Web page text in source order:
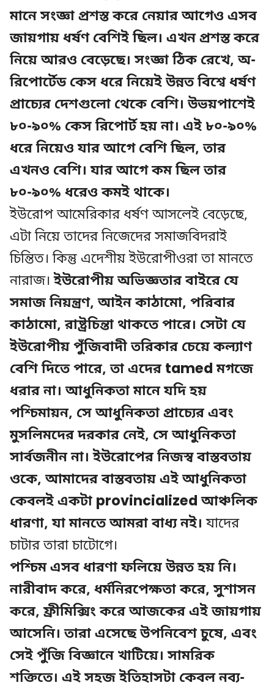
মানে সংজ্ঞা প্রশস্ত করে নেয়ার আগেও এসব
জায়গায় ধর্ষণ বেশিই ছিল। এখন প্রশস্ত করে
নিয়ে আরও বেড়েছে। সংজ্ঞা ঠিক রেখে, অ-
রিপোর্টেড কেস ধরে নিয়েই উন্নত বিশ্বে ধর্ষণ
প্রাচ্যের দেশগুলো থেকে বেশি। উভয়পাশেই
৮০-৯০% কেস রিপোর্ট হয় না। এই ৮০-৯০%
ধরে নিয়েও যার আগে বেশি ছিল, তার
এখনও বেশি। যার আগে কম ছিল তার
৮০-৯০% ধরেও কমই থাকে।
ইউরোপ আমেরিকার ধর্ষণ আসলেই বেড়েছে,
এটা নিয়ে তাদের নিজেদের সমাজবিদরাই
চিন্তিত। কিন্তু এদেশীয় ইউরোপীওরা তা মানতে
নারাজ। ইউরোপীয় অভিজ্ঞতার বাইরে যে
সমাজ নিয়ন্ত্রণ, আইন কাঠামো, পরিবার
কাঠামো, রাষ্ট্রচিন্তা থাকতে পারে। সেটা যে
ইউরোপীয় পুঁজিবাদী তরিকার চেয়ে কল্যাণ
বেশি দিতে পারে, তা এদের tamed মগজে
ধরার না। আধুনিকতা মানে যদি হয়
পশ্চিমায়ন, সে আধুনিকতা প্রাচ্যের এবং
মুসলিমদের দরকার নেই, সে আধুনিকতা
সার্বজনীন না। ইউরোপের নিজস্ব বাস্তবতায়
ওকে, আমাদের বাস্তবতায় এই আধুনিকতা
কেবলই একটা provincialized আঞ্চলিক
ধারণা, যা মানতে আমরা বাধ্য নই।যাদের
চাটার তারা চাটোগে।
পশ্চিম এসব ধারণা ফলিয়ে উন্নত হয় নি।
নারীবাদ করে, ধর্মনিরপেক্ষতা করে, সুশাসন
করে, ফ্রীমিক্সিং করে আজকের এই জায়গায়
আসেনি। তারা এসেছে উপনিবেশ চুষে, এবং
সেই পুঁজি বিজ্ঞানে খাটিয়ে। সামরিক
শক্তিতে। এই সহজ ইতিহাসটা কেবল নব্য-